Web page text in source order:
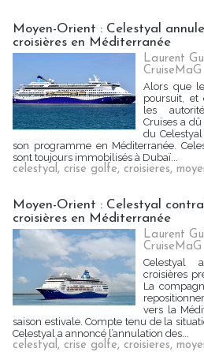
Moyen-Orient : Celestyal
croisières en Méditerranée
Laurent
CruiseMaG
Alors que
poursuit, et
les
Cruises a
du
son programme en Méditerranée.
sont toujours immobilisés à Dubaï...
celestyal, crise golfe, croisieres,
Moyen-Orient : Celestyal
croisières en Méditerranée
Laurent
CruiseMaG
Celestyal
croisières
La
vers la
saison estivale. Compte tenu de la
Celestyal a annoncé l’annulation des...
celestyal, crise golfe, croisieres,